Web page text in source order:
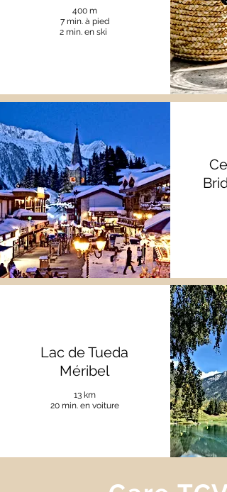
400 m
7 min. à pied
2 min. en ski
Lac de Tueda
Méribel
13 km
20 min. en voiture